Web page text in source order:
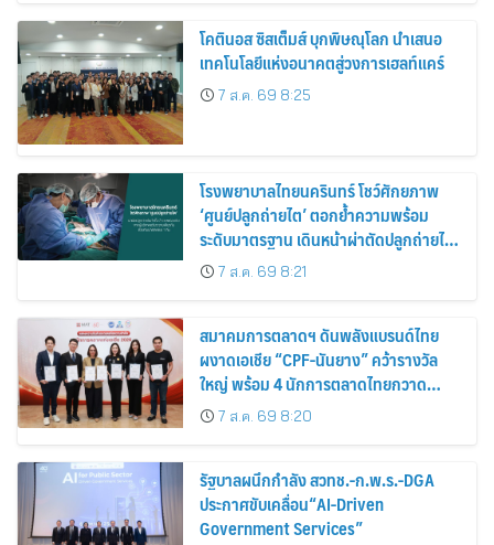
โคตินอส ซิสเต็มส์ บุกพิษณุโลก นำเสนอ
เทคโนโลยีแห่งอนาคตสู่วงการเฮลท์แคร์
7 ส.ค. 69 8:25
โรงพยาบาลไทยนครินทร์ โชว์ศักยภาพ
‘ศูนย์ปลูกถ่ายไต’ ตอกย้ำความพร้อม
ระดับมาตรฐาน เดินหน้าผ่าตัดปลูกถ่ายไต
สำเร็จ 2 รายพร้อมกัน จากผู้บริจาคอวัยวะ
รายเดียวกัน
7 ส.ค. 69 8:21
สมาคมการตลาดฯ ดันพลังแบรนด์ไทย
ผงาดเอเชีย “CPF-นันยาง” คว้ารางวัล
ใหญ่ พร้อม 4 นักการตลาดไทยกวาด
รางวัลบุคคลเวที AMF AMEA & YWN
2026
7 ส.ค. 69 8:20
รัฐบาลผนึกกำลัง สวทช.-ก.พ.ร.-DGA
ประกาศขับเคลื่อน“AI-Driven
Government Services”